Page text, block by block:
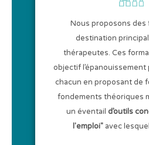
Nous proposons des
destination
thérapeutes. Ces
objectif
chacun en proposant de
fondements théoriques
un éventail d’outils
l'emploi"avec